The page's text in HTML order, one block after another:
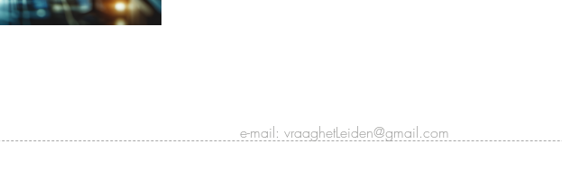
e-mail: vraaghetLeiden@gmail.com